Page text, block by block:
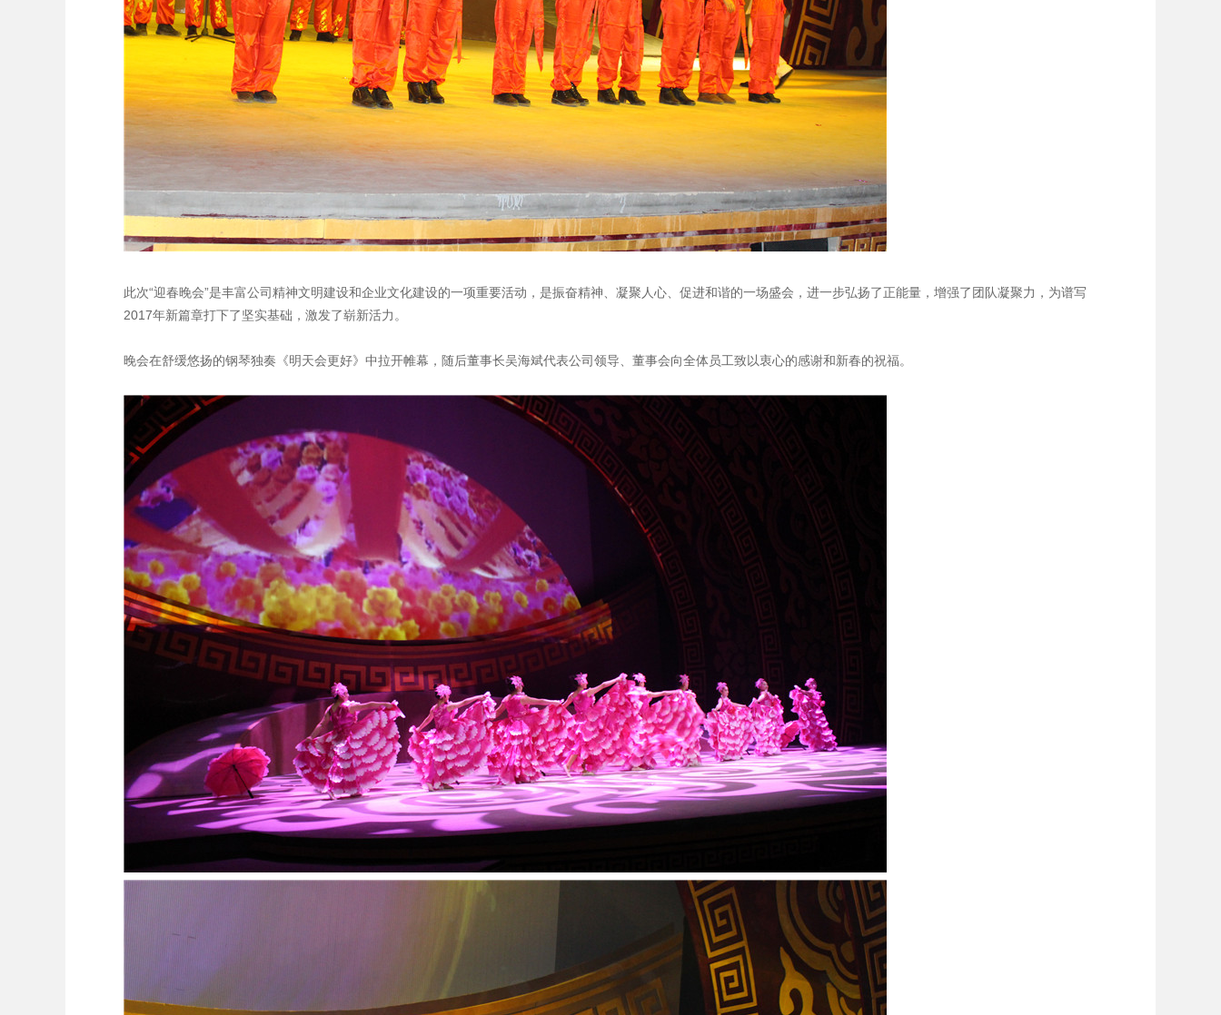
此次“迎春晚会”是丰富公司精神文明建设和企业文化建设的一项重要活动，是振奋精神、凝聚人心、促进和谐的一场盛会，进一步弘扬了正能量，增强了团队凝聚力，为谱写
2017年新篇章打下了坚实基础，激发了崭新活力。
晚会在舒缓悠扬的钢琴独奏《明天会更好》中拉开帷幕，随后董事长吴海斌代表公司领导、董事会向全体员工致以衷心的感谢和新春的祝福。